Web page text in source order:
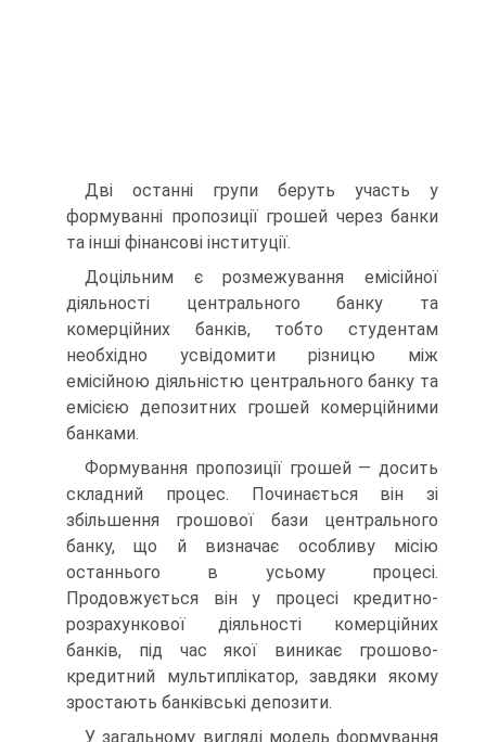
Дві останні групи беруть участь у
формуванні пропозиції грошей через банки
та інші фінансові інституції.
Доцільним є розмежування емісійної
діяльності центрального банку та
комерційних банків, тобто студентам
необхідно усвідомити різницю між
емісійною діяльністю центрального банку та
емісією депозитних грошей комерційними
банками.
Формування пропозиції грошей — досить
складний процес. Починається він зі
збільшення грошової бази центрального
банку, що й визначає особливу місію
останнього в усьому процесі.
Продовжується він у процесі кредитно-
розрахункової діяльності комерційних
банків, під час якої виникає грошово-
кредитний мультиплікатор, завдяки якому
зростають банківські депозити.
У загальному вигляді модель формування